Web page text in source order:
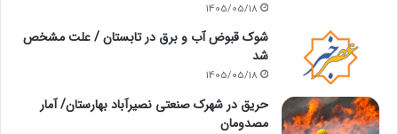
1405/05/18
شوک قبوض آب و برق در تابستان / علت مشخص
شد
1405/05/18
حریق در شهرک صنعتی نصیرآباد بهارستان/ آمار
مصدومان